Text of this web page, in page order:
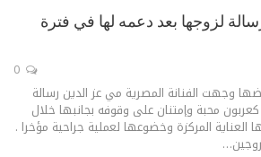
لزوجها بعد دعمه لها في فترة
وجهت الفنانة المصرية مي عز الدين رسالة
محبة وإمتنان على وقوفه بجانبها خلال
العناية المركزة وخضوعها لعملية جراحية مؤخرا .
…